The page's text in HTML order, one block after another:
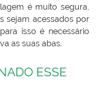
é muito segura,
sejam acessados por
isso é necessário
as suas abas.
ESSE